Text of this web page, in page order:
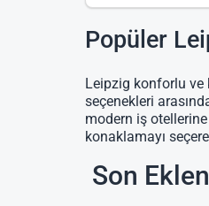
Popüler
Leipzig konforlu ve
seçenekleri
modern iş
konaklamayı
Son